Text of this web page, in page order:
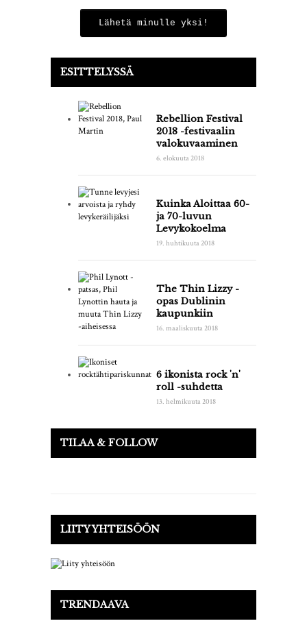
Lähetä minulle yksi!
ESITTELYSSÄ
Rebellion Festival
2018 -festivaalin
valokuvaaminen
6. elokuuta 2018
Kuinka Aloittaa 60-
ja 70-luvun
Levykokoelma
19. huhtikuuta 2018
The Thin Lizzy -
opas Dublinin
kaupunkiin
16. maaliskuuta 2018
6 ikonista rock 'n'
roll -suhdetta
13. helmikuuta 2018
TILAA & FOLLOW
LIITY YHTEISÖÖN
TRENDAAVA